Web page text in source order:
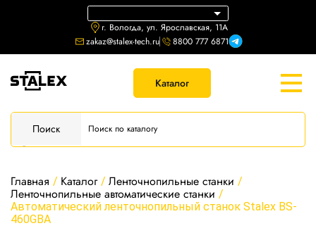
г. Вологда, ул. Ярославская, 11А
zakaz@stalex-tech.ru
8800 777 6871
Каталог
Поиск
Главная / Каталог / Ленточнопильные станки /
Ленточнопильные автоматические станки /
Автоматический ленточнопильный станок Stalex BS-
460GBA